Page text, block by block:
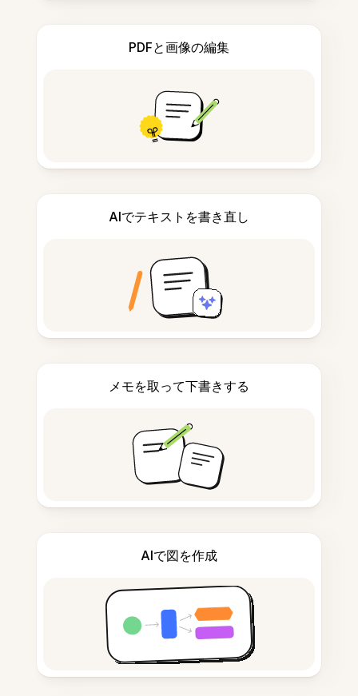
PDFと画像の編集
AIでテキストを書き直し
メモを取って下書きする
AIで図を作成